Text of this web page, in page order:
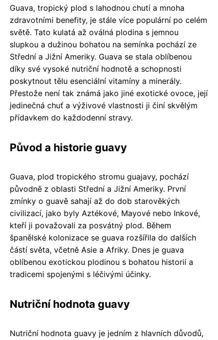
Guava, tropický plod s lahodnou chutí a mnoha
zdravotními benefity, je stále více populární po celém
světě. Tato kulatá až oválná plodina s jemnou
slupkou a dužinou bohatou na semínka pochází ze
Střední a Jižní Ameriky. Guava se stala oblíbenou
díky své vysoké nutriční hodnotě a schopnosti
poskytnout tělu esenciální vitamíny a minerály.
Přestože není tak známá jako jiné exotické ovoce, její
jedinečná chuť a výživové vlastnosti ji činí skvělým
přídavkem do každodenní stravy.
Původ a historie guavy
Guava, plod tropického stromu guajavy, pochází
původně z oblasti Střední a Jižní Ameriky. První
zmínky o guavě sahají až do dob starověkých
civilizací, jako byly Aztékové, Mayové nebo Inkové,
kteří ji považovali za posvátný plod. Během
španělské kolonizace se guava rozšířila do dalších
částí světa, včetně Asie a Afriky. Dnes je guava
oblíbenou exotickou plodinou s bohatou historií a
tradicemi spojenými s léčivými účinky.
Nutriční hodnota guavy
Nutriční hodnota guavy je jedním z hlavních důvodů,